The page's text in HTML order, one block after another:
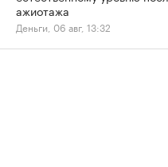
ажиотажа
Деньги, 06 авг, 13:32